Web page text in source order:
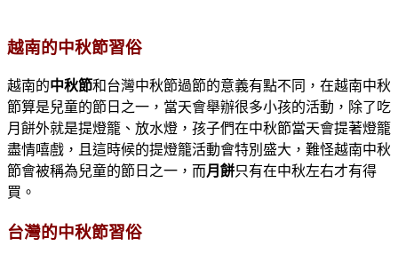
越南的中秋節習俗
越南的中秋節和台灣中秋節過節的意義有點不同，在越南中秋
節算是兒童的節日之一，當天會舉辦很多小孩的活動，除了吃
月餅外就是提燈籠、放水燈，孩子們在中秋節當天會提著燈籠
盡情嘻戲，且這時候的提燈籠活動會特別盛大，難怪越南中秋
節會被稱為兒童的節日之一，而月餅只有在中秋左右才有得
買。
台灣的中秋節習俗